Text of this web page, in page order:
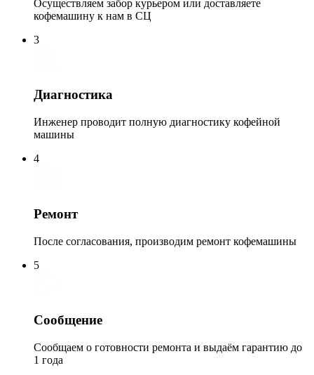
Осуществляем забор курьером или доставляете
кофемашину к нам в СЦ
3
Диагностика
Инженер проводит полную диагностику кофейной
машины
4
Ремонт
После согласования, производим ремонт кофемашины
5
Сообщение
Сообщаем о готовности ремонта и выдаём гарантию до
1 года